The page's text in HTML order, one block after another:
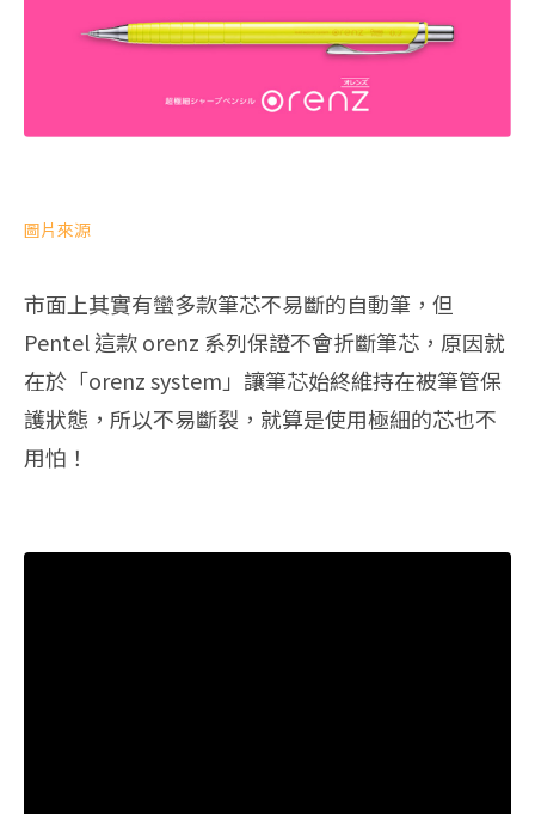
圖片來源
市面上其實有蠻多款筆芯不易斷的自動筆，但
Pentel 這款 orenz 系列保證不會折斷筆芯，原因就
在於「orenz system」讓筆芯始終維持在被筆管保
護狀態，所以不易斷裂，就算是使用極細的芯也不
用怕！